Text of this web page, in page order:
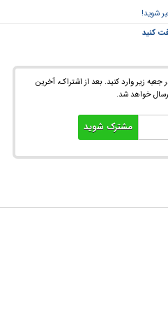
شوید!
کنید
زیر وارد کنید. بعد از اشتراک، آخرین
خواهد شد.